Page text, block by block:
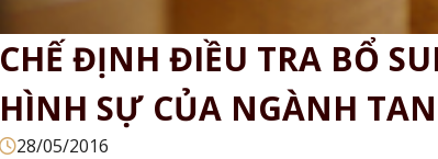
CHẾ ĐỊNH ĐIỀU TRA BỔ
HÌNH SỰ CỦA NGÀNH
28/05/2016